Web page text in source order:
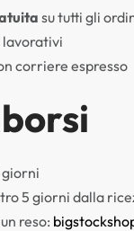
su tutti gli
lavorativi
corriere espresso
5 giorni dalla
reso: